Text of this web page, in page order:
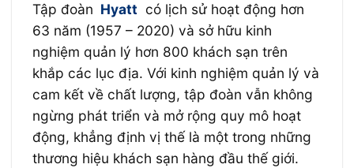
Tập đoàn Hyatt có lịch sử hoạt động hơn
63 năm (1957 – 2020) và sở hữu kinh
nghiệm quản lý hơn 800 khách sạn trên
khắp các lục địa. Với kinh nghiệm quản lý và
cam kết về chất lượng, tập đoàn vẫn không
ngừng phát triển và mở rộng quy mô hoạt
động, khẳng định vị thế là một trong những
thương hiệu khách sạn hàng đầu thế giới.